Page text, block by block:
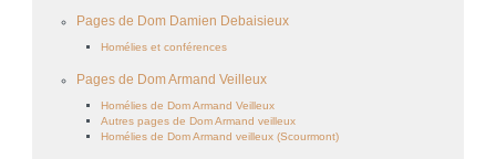
Pages de Dom Damien Debaisieux
Homélies et conférences
Pages de Dom Armand Veilleux
Homélies de Dom Armand Veilleux
Autres pages de Dom Armand veilleux
Homélies de Dom Armand veilleux (Scourmont)